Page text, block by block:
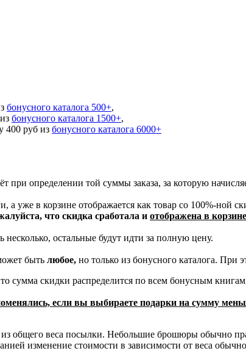
бонусного каталога 500+,
бонусного каталога 1500+,
400 руб из бонусного каталога 6000+
при определении той суммы заказа, за которую
уже в корзине отображается как товар со 100%-ной
что скидка сработала и отображена в корзине
несколько, остальные будут идти за полную цену.
быть любое, но только из бонусного каталога. При
сумма скидки распределится по всем бонусным
если вы выбираете подарки на сумму
общего веса посылки. Небольшие брошюры обычно
изменение стоимости в зависимости от веса